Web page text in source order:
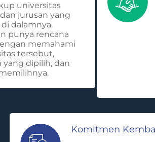
universitas
jurusan yang
dalamnya.
punya rencana
memahami
tersebut,
yang dipilih, dan
Komitmen